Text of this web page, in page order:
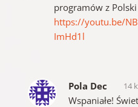
programów z
https://youtu.be/
ImHd1l
Pola Dec 14
Wspaniałe!